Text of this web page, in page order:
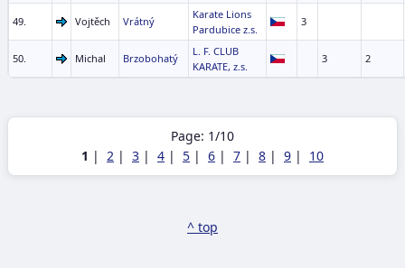
49. Vojtěch Vrátný
Karate Lions
Pardubice z.s.
3
50. Michal Brzobohatý
L. F. CLUB
KARATE, z.s.
3 2
Page: 1/10
1 | 2 | 3 | 4 | 5 | 6 | 7 | 8 | 9 | 10
^ top